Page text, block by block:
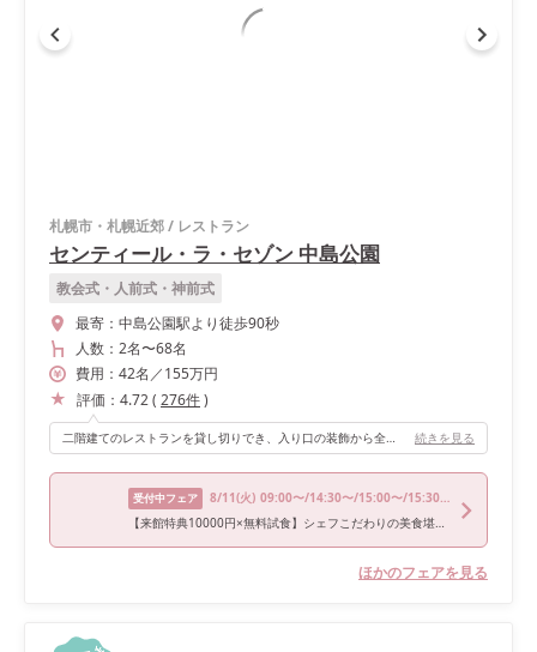
札幌市・札幌近郊/ レストラン
センティール・ラ・セゾン 中島公園
教会式・人前式・神前式
最寄： 中島公園駅より徒歩90秒
人数： 2名〜68名
費用： 42名 ／155万円
評価： 4.72( 276件)
二階建てのレストランを貸し切りでき、入り口の装飾から全てオリジナルにできるのでやりたいイメージを叶えられると思いました。 様々なテーマで挙げた方が多い式場なのでプランナーの方からもアイディアをたくさん貰えたことと、やりたいことや作りたいものを全力でサポートしてくれるスタッフの方々が心強かったです！ 続きを見る
受付中フェア 8/11(火) 09:00〜/14:30〜/15:00〜/15:30〜/18:30〜
【来館特典10000円×無料試食】シェフこだわりの美食堪能フェア
ほかのフェアを見る